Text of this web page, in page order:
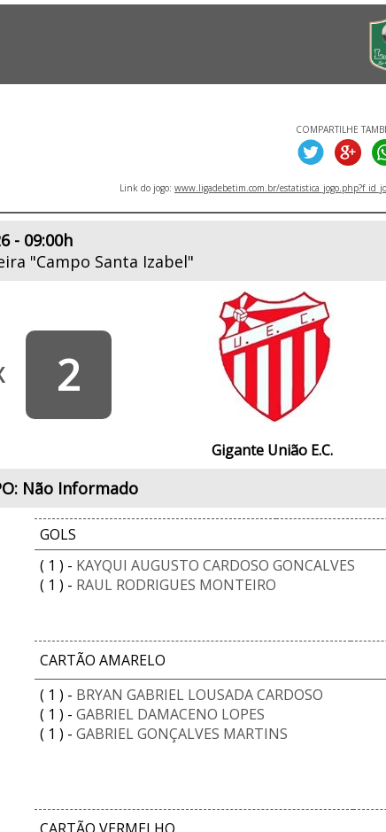
COMPARTILHE
Link do jogo: www.ligadebetim.com.br/
- 09:00h
"Campo Santa Izabel"
2
Gigante União E.C.
Não Informado
GOLS
( 1 ) - KAYQUI AUGUSTO CARDOSO GONCALVES
( 1 ) - RAUL RODRIGUES MONTEIRO
CARTÃO AMARELO
( 1 ) - BRYAN GABRIEL LOUSADA CARDOSO
( 1 ) - GABRIEL DAMACENO LOPES
( 1 ) - GABRIEL GONÇALVES MARTINS